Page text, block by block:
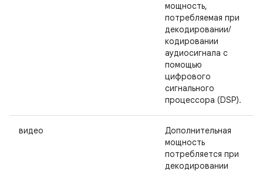
мощность,
потребляемая при
декодировании/
кодировании
аудиосигнала с
помощью
цифрового
сигнального
процессора (DSP).
видео
Дополнительная
мощность
потребляется при
декодировании